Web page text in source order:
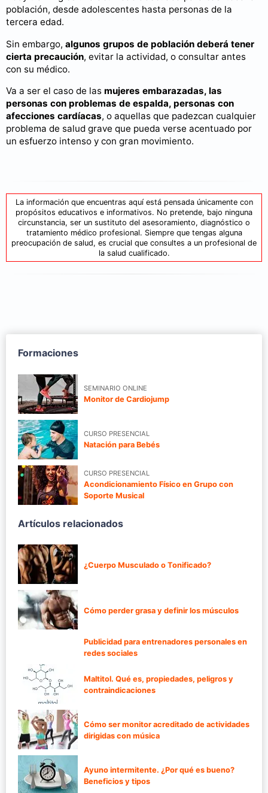
población, desde adolescentes hasta personas de la
tercera edad.
Sin embargo, algunos grupos de población deberá tener
cierta precaución, evitar la actividad, o consultar antes
con su médico.
Va a ser el caso de las mujeres embarazadas, las
personas con problemas de espalda, personas con
afecciones cardíacas, o aquellas que padezcan cualquier
problema de salud grave que pueda verse acentuado por
un esfuerzo intenso y con gran movimiento.
La información que encuentras aquí está pensada únicamente con
propósitos educativos e informativos. No pretende, bajo ninguna
circunstancia, ser un sustituto del asesoramiento, diagnóstico o
tratamiento médico profesional. Siempre que tengas alguna
preocupación de salud, es crucial que consultes a un profesional de
la salud cualificado.
Formaciones
SEMINARIO ONLINE
Monitor de Cardiojump
CURSO PRESENCIAL
Natación para Bebés
CURSO PRESENCIAL
Acondicionamiento Físico en Grupo con
Soporte Musical
Artículos relacionados
¿Cuerpo Musculado o Tonificado?
Cómo perder grasa y definir los músculos
Publicidad para entrenadores personales en
redes sociales
Maltitol. Qué es, propiedades, peligros y
contraindicaciones
Cómo ser monitor acreditado de actividades
dirigidas con música
Ayuno intermitente. ¿Por qué es bueno?
Beneficios y tipos